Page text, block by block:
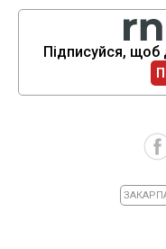
Підписуйся, щоб